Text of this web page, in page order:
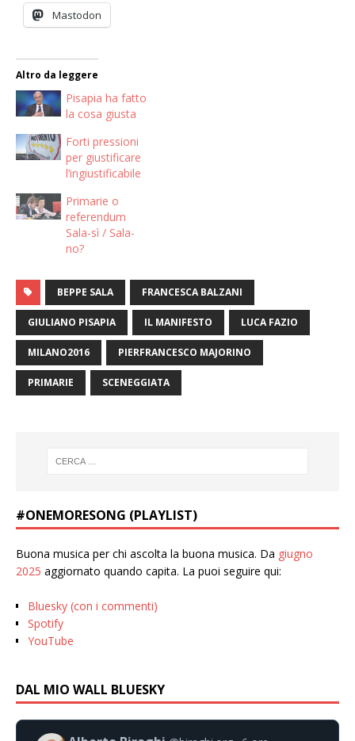
Mastodon
Altro da leggere
Pisapia ha fatto
la cosa giusta
Forti pressioni
per giustificare
l’ingiustificabile
Primarie o
referendum
Sala-sì / Sala-
no?
BEPPE SALA FRANCESCA BALZANI
GIULIANO PISAPIA IL MANIFESTO LUCA FAZIO
MILANO2016 PIERFRANCESCO MAJORINO
PRIMARIE SCENEGGIATA
#ONEMORESONG (PLAYLIST)
Buona musica per chi ascolta la buona musica. Da giugno
2025 aggiornato quando capita. La puoi seguire qui:
Bluesky (con i commenti)
Spotify
YouTube
DAL MIO WALL BLUESKY